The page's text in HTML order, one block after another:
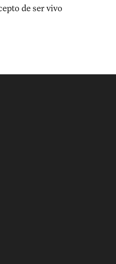
de ser vivo
política de envíos